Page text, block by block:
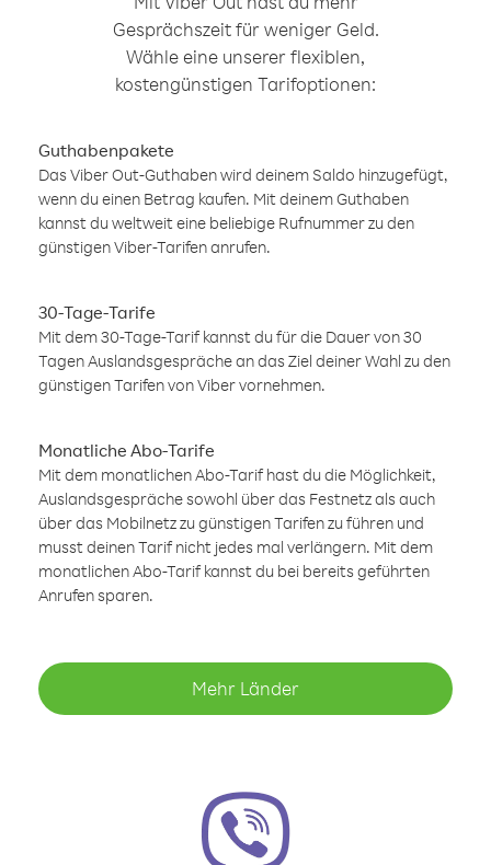
Gesprächszeit für weniger Geld.
Wähle eine unserer flexiblen,
kostengünstigen Tarifoptionen:
Guthabenpakete
Das Viber Out-Guthaben wird deinem Saldo hinzugefügt,
wenn du einen Betrag kaufen. Mit deinem Guthaben
kannst du weltweit eine beliebige Rufnummer zu den
günstigen Viber-Tarifen anrufen.
30-Tage-Tarife
Mit dem 30-Tage-Tarif kannst du für die Dauer von 30
Tagen Auslandsgespräche an das Ziel deiner Wahl zu den
günstigen Tarifen von Viber vornehmen.
Monatliche Abo-Tarife
Mit dem monatlichen Abo-Tarif hast du die Möglichkeit,
Auslandsgespräche sowohl über das Festnetz als auch
über das Mobilnetz zu günstigen Tarifen zu führen und
musst deinen Tarif nicht jedes mal verlängern. Mit dem
monatlichen Abo-Tarif kannst du bei bereits geführten
Anrufen sparen.
Mehr Länder